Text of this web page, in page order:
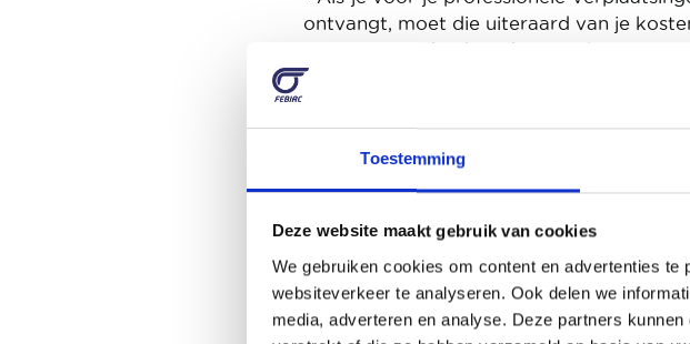
Toestemming
Deze website maakt gebruik van cookies
We gebruiken cookies om content en advertenties
websiteverkeer te analyseren. Ook delen we
media, adverteren en analyse. Deze partners
ontvangt, moet die uiteraard van je
- Personen die hun beroepskosten
vrijstelling van maximaal 410 euro
deze code echter niet kunnen gebruiken
Beroepsverplaatsingen:
Volgens hetzelfde principe kun je
werkelijke kosten.